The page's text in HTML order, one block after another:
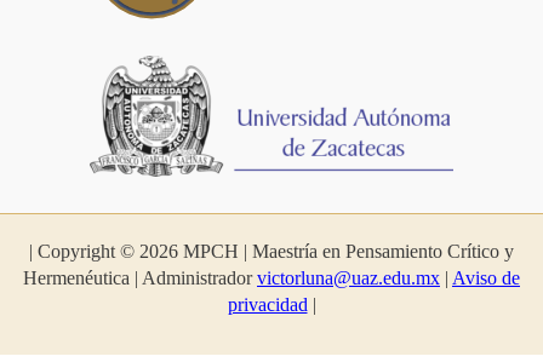
| Copyright © 2026 MPCH | Maestría en Pensamiento Crítico y
Hermenéutica | Administradorvictorluna@uaz.edu.mx | Aviso de
privacidad |